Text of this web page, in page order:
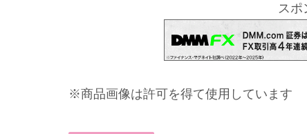
スポ
※商品画像は許可を得て使用しています